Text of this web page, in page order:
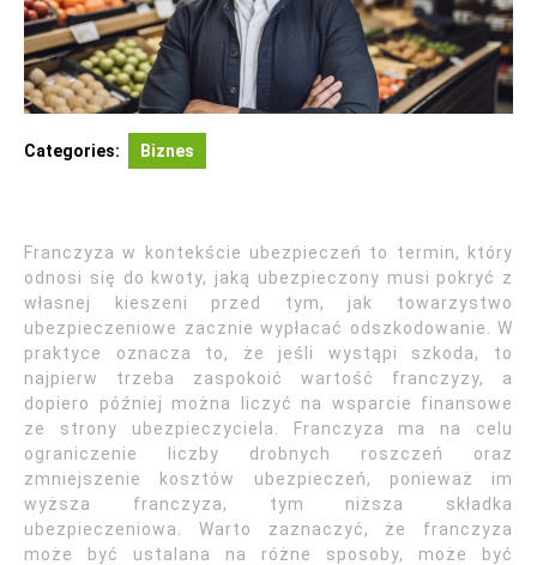
Categories: Biznes
Franczyza w kontekście ubezpieczeń to termin, który
odnosi się do kwoty, jaką ubezpieczony musi pokryć z
własnej kieszeni przed tym, jak towarzystwo
ubezpieczeniowe zacznie wypłacać odszkodowanie. W
praktyce oznacza to, że jeśli wystąpi szkoda, to
najpierw trzeba zaspokoić wartość franczyzy, a
dopiero później można liczyć na wsparcie finansowe
ze strony ubezpieczyciela. Franczyza ma na celu
ograniczenie liczby drobnych roszczeń oraz
zmniejszenie kosztów ubezpieczeń, ponieważ im
wyższa franczyza, tym niższa składka
ubezpieczeniowa. Warto zaznaczyć, że franczyza
może być ustalana na różne sposoby, może być